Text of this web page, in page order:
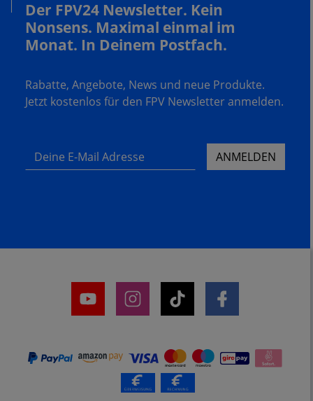
Der FPV24 Newsletter. Kein
Nonsens. Maximal einmal im
Monat. In Deinem Postfach.
Rabatte, Angebote, News und neue Produkte.
Jetzt kostenlos für den FPV Newsletter anmelden.
Deine E-Mail Adresse ANMELDEN